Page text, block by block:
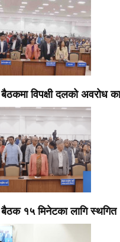
बैठकमा विपक्षी दलको अवरोध
बैठक १५ मिनेटका लागि स्थगित